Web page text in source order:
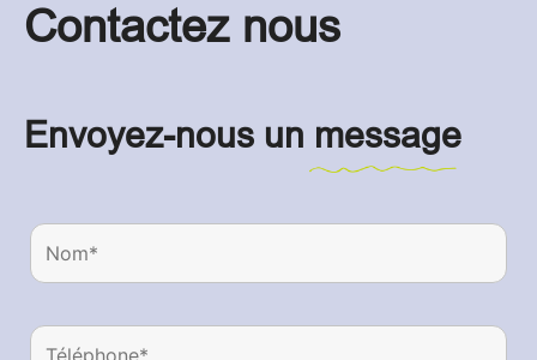
Contactez nous
Envoyez-nous un message